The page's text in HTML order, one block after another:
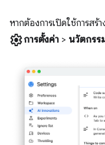
หากต้องการเปิดใช้การสร้
settingsการตั้งค่า > นวัตกรร